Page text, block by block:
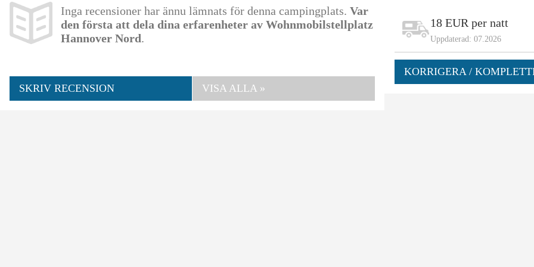
Inga recensioner har ännu lämnats för denna campingplats.Var
den första att dela dina erfarenheter av Wohnmobilstellplatz
Hannover Nord.
SKRIV RECENSION VISA ALLA »
18 EUR per natt
Uppdaterad: 07.2026
KORRIGERA /